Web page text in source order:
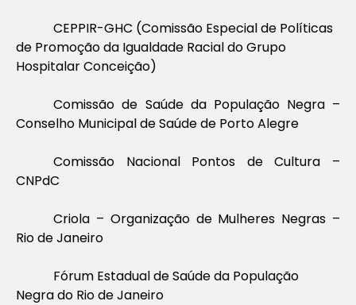
CEPPIR-GHC (Comissão Especial de Políticas
de Promoção da Igualdade Racial do Grupo
Hospitalar Conceição)
Comissão de Saúde da População Negra –
Conselho Municipal de Saúde de Porto Alegre
Comissão Nacional Pontos de Cultura –
CNPdC
Criola – Organização de Mulheres Negras –
Rio de Janeiro
Fórum Estadual de Saúde da População
Negra do Rio de Janeiro